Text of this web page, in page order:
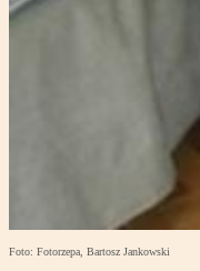
Foto: Fotorzepa, Bartosz Jankowski